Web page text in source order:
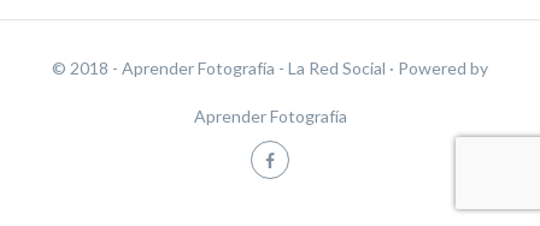
© 2018 - Aprender Fotografía - La Red Social · Powered by
Aprender Fotografía